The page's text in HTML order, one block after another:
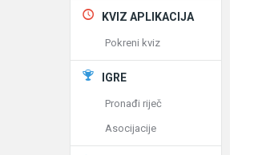
KVIZ APLIKACIJA
Pokreni kviz
IGRE
Pronađi riječ
Asocijacije